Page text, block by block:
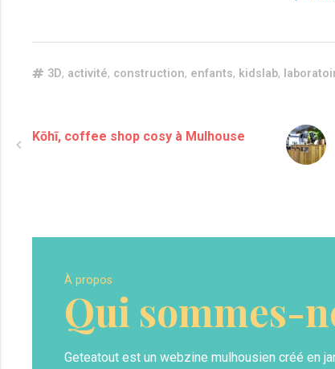
3D, activité, construction, enfants, kidslab,
Kōhī, coffee shop cosy à Mulhouse
À propos
Qui sommes-
Geteatout est un webzine mulhousien créé en